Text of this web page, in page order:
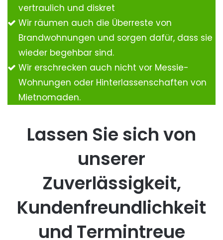
vertraulich und diskret
Wir räumen auch die Überreste von
Brandwohnungen und sorgen dafür, dass sie
wieder begehbar sind.
Wir erschrecken auch nicht vor Messie-
Wohnungen oder Hinterlassenschaften von
Mietnomaden.
Lassen Sie sich von
unserer
Zuverlässigkeit,
Kundenfreundlichkeit
und Termintreue